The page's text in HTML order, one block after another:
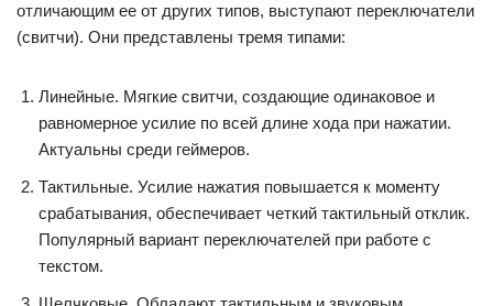
отличающим ее от других типов, выступают переключатели
(свитчи). Они представлены тремя типами:
Линейные. Мягкие свитчи, создающие одинаковое и
равномерное усилие по всей длине хода при нажатии.
Актуальны среди геймеров.
Тактильные. Усилие нажатия повышается к моменту
срабатывания, обеспечивает четкий тактильный отклик.
Популярный вариант переключателей при работе с
текстом.